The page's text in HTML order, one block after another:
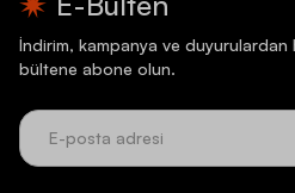
İndirim, kampanya ve
bültene abone olun.